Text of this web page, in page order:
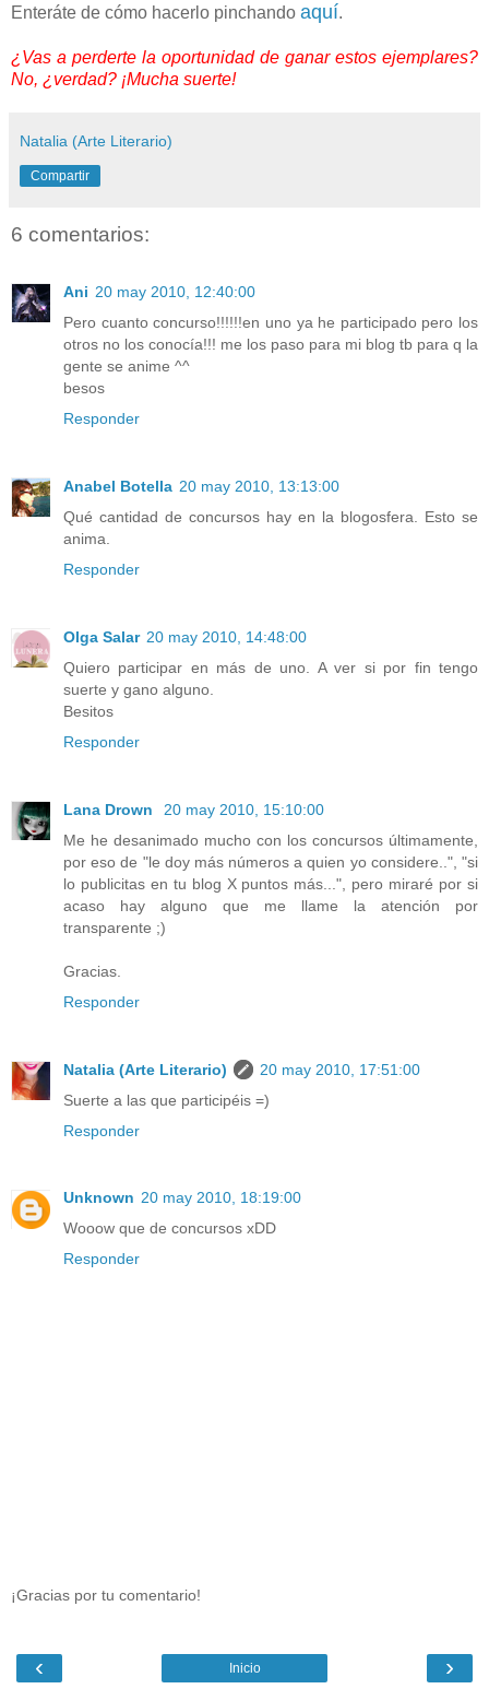
Enteráte de cómo hacerlo pinchando aquí.
¿Vas a perderte la oportunidad de ganar estos ejemplares?
No, ¿verdad? ¡Mucha suerte!
Natalia (Arte Literario)
Compartir
6 comentarios:
Ani 20 may 2010, 12:40:00
Pero cuanto concurso!!!!!!en uno ya he participado pero los
otros no los conocía!!! me los paso para mi blog tb para q la
gente se anime ^^
besos
Responder
Anabel Botella 20 may 2010, 13:13:00
Qué cantidad de concursos hay en la blogosfera. Esto se
anima.
Responder
Olga Salar 20 may 2010, 14:48:00
Quiero participar en más de uno. A ver si por fin tengo
suerte y gano alguno.
Besitos
Responder
Lana Drown
20 may 2010, 15:10:00
Me he desanimado mucho con los concursos últimamente,
por eso de "le doy más números a quien yo considere..", "si
lo publicitas en tu blog X puntos más...", pero miraré por si
acaso hay alguno que me llame la atención por
transparente ;)
Gracias.
Responder
Natalia (Arte Literario)
20 may 2010, 17:51:00
Suerte a las que participéis =)
Responder
Unknown 20 may 2010, 18:19:00
Wooow que de concursos xDD
Responder
¡Gracias por tu comentario!
‹ ›
Inicio